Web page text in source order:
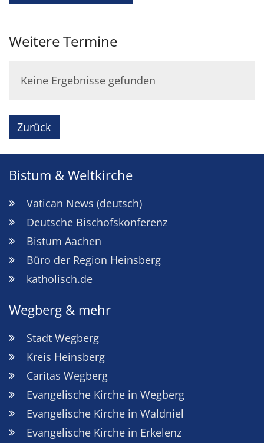
Weitere Termine
Keine Ergebnisse gefunden
Zurück
Bistum & Weltkirche
Vatican News (deutsch)
Deutsche Bischofskonferenz
Bistum Aachen
Büro der Region Heinsberg
katholisch.de
Wegberg & mehr
Stadt Wegberg
Kreis Heinsberg
Caritas Wegberg
Evangelische Kirche in Wegberg
Evangelische Kirche in Waldniel
Evangelische Kirche in Erkelenz